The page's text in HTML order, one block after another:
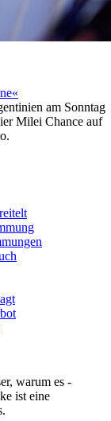
am Sonntag
Milei Chance auf
warum es
ist eine